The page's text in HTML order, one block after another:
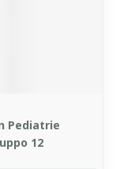
Pediatrie
12